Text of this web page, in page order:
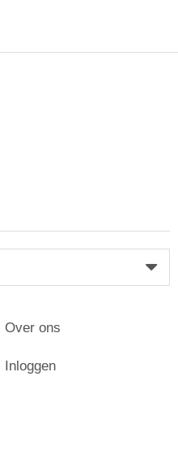
Over ons
Inloggen